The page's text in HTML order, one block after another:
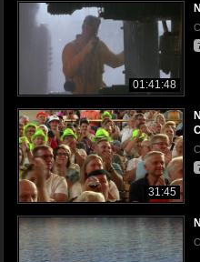
01:41:48
31:45